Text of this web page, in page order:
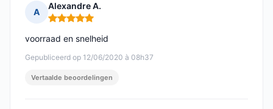
A
Alexandre A.
Opmerking: 5 van 5
Gepubliceerd op 12/06/2020 à 08h37
voorraad en snelheid
Vertaalde beoordelingen